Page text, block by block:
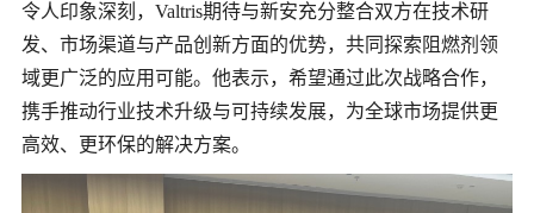
令人印象深刻，Valtris期待与新安充分整合双方在技术研
发、市场渠道与产品创新方面的优势，共同探索阻燃剂领
域更广泛的应用可能。他表示，希望通过此次战略合作，
携手推动行业技术升级与可持续发展，为全球市场提供更
高效、更环保的解决方案。